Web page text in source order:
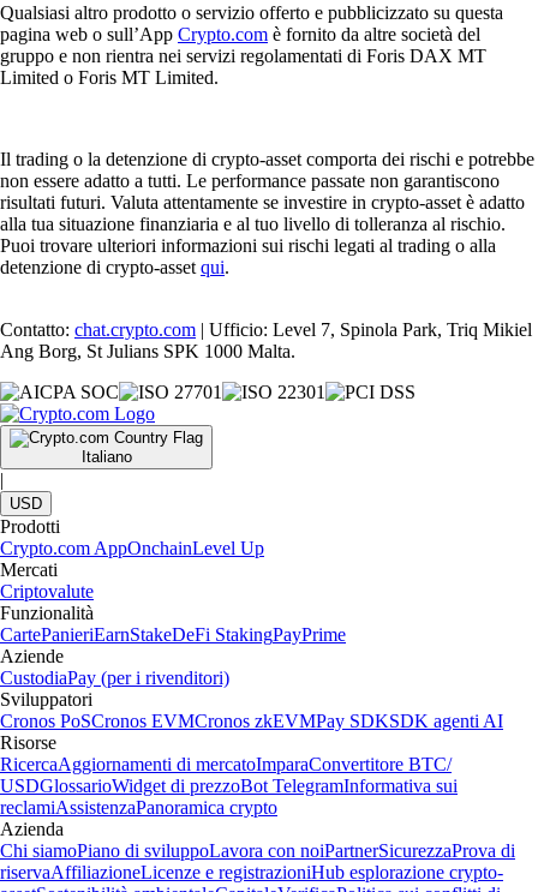
Qualsiasi altro prodotto o servizio offerto e pubblicizzato su questa
pagina web o sull’App Crypto.com è fornito da altre società del
gruppo e non rientra nei servizi regolamentati di Foris DAX MT
Limited o Foris MT Limited.
Il trading o la detenzione di crypto-asset comporta dei rischi e potrebbe
non essere adatto a tutti. Le performance passate non garantiscono
risultati futuri. Valuta attentamente se investire in crypto-asset è adatto
alla tua situazione finanziaria e al tuo livello di tolleranza al rischio.
Puoi trovare ulteriori informazioni sui rischi legati al trading o alla
detenzione di crypto-asset qui.
Contatto: chat.crypto.com | Ufficio: Level 7, Spinola Park, Triq Mikiel
Ang Borg, St Julians SPK 1000 Malta.
Italiano
|
USD
Prodotti
Crypto.com AppOnchainLevel Up
Mercati
Criptovalute
Funzionalità
CartePanieriEarnStakeDeFi StakingPayPrime
Aziende
CustodiaPay (per i rivenditori)
Sviluppatori
Cronos PoSCronos EVMCronos zkEVMPay SDKSDK agenti AI
Risorse
RicercaAggiornamenti di mercatoImparaConvertitore BTC/
USDGlossarioWidget di prezzoBot TelegramInformativa sui
reclamiAssistenzaPanoramica crypto
Azienda
Chi siamoPiano di sviluppoLavora con noiPartnerSicurezzaProva di
riservaAffiliazioneLicenze e registrazioniHub esplorazione crypto-